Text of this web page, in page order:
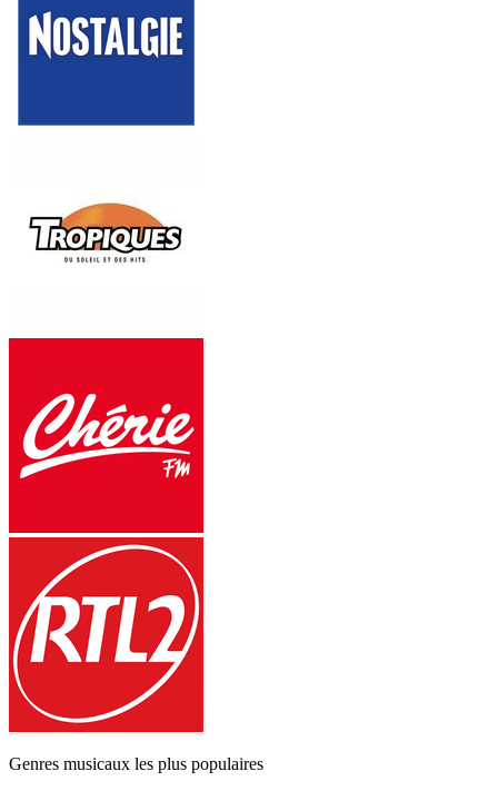
Genres musicaux les plus populaires